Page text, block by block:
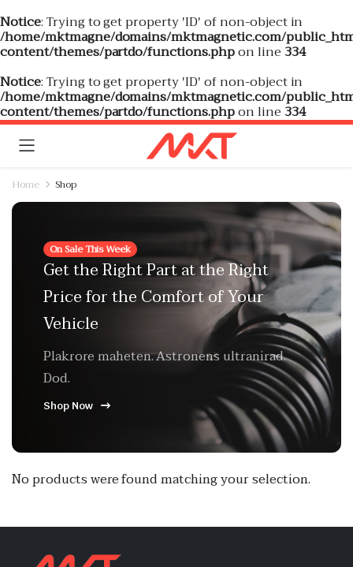
Notice: Trying to get property 'ID' of non-object in
/home/mktmagne/domains/mktmagnetic.com/
content/themes/partdo/functions.phpon line 334
Notice: Trying to get property 'ID' of non-object in
/home/mktmagne/domains/mktmagnetic.com/
content/themes/partdo/functions.phpon line 334
Home Shop
On Sale This Week
Get the Right Part at the Right
Price for the Comfort of Your
Vehicle
Plakrore maheten. Astronens ultranirad.
Dod.
Shop Now
No products were found matching your selection.